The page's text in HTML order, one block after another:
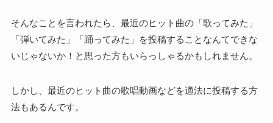
そんなことを言われたら、最近のヒット曲の「歌ってみた」
「弾いてみた」「踊ってみた」を投稿することなんてできな
いじゃないか！と思った方もいらっしゃるかもしれません。
しかし、最近のヒット曲の歌唱動画などを適法に投稿する方
法もあるんです。